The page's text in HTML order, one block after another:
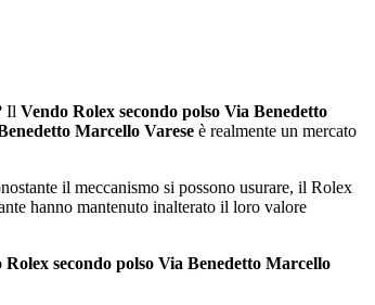
Il Vendo Rolex secondo polso Via Benedetto
Marcello Varese è realmente un mercato
il meccanismo si possono usurare, il Rolex
hanno mantenuto inalterato il loro valore
Rolex secondo polso Via Benedetto Marcello